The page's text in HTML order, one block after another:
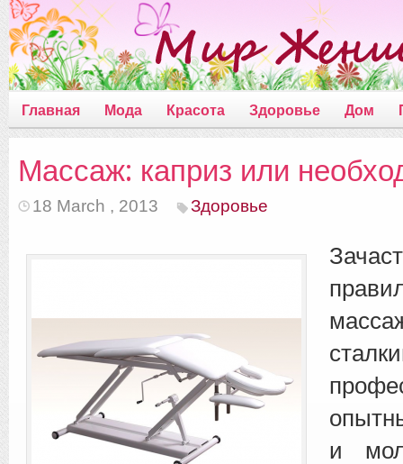
Главная Мода Красота Здоровье Дом
Массаж: каприз или
18 March , 2013 Здоровье
и